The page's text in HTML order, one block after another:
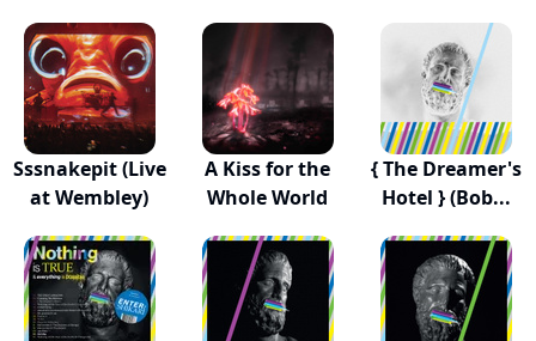
Sssnakepit (Live
at Wembley)
A Kiss for the
Whole World
{ The Dreamer's
Hotel } (Bob...